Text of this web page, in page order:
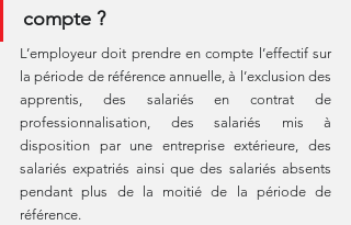
compte ?
L’employeur doit prendre en compte l’effectif sur
la période de référence annuelle, à l’exclusion des
apprentis, des salariés en contrat de
professionnalisation, des salariés mis à
disposition par une entreprise extérieure, des
salariés expatriés ainsi que des salariés absents
pendant plus de la moitié de la période de
référence.